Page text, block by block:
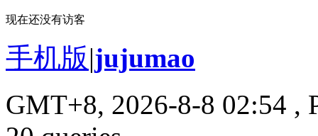
现在还没有访客
手机版|jujumao
GMT+8, 2026-8-8 02:54 ,